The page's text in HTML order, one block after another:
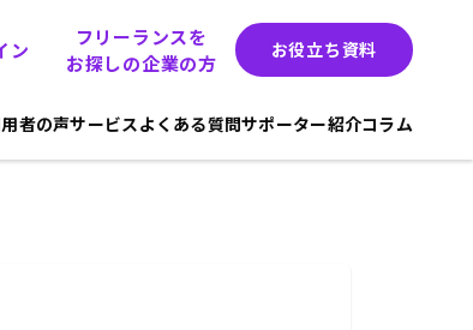
ン
フリーランスを
お探しの企業の方
お役立ち資料
者の声サービスよくある質問サポーター紹介コラム